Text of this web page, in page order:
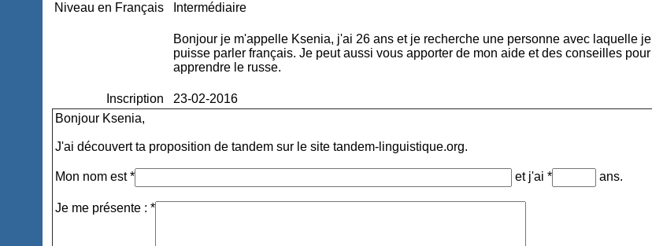
Niveau en Français
Intermédiaire
Bonjour je m'appelle Ksenia, j'ai 26 ans et je recherche une personne avec laquelle je
puisse parler français. Je peut aussi vous apporter de mon aide et des conseilles pour
apprendre le russe.
Inscription
23-02-2016
Bonjour Ksenia,
J'ai découvert ta proposition de tandem sur le site tandem-linguistique.org.
Mon nom est * et j'ai * ans.
Je me présente : *